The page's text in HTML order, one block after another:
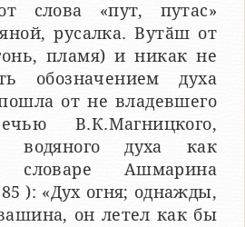
слова «пут, путас»
русалка. Вутӑш от
пламя) и никак не
обозначением духа
от не владевшего
В.К.Магницкого,
водяного духа как
Ашмарина
): «Дух огня; однажды,
он летел как бы